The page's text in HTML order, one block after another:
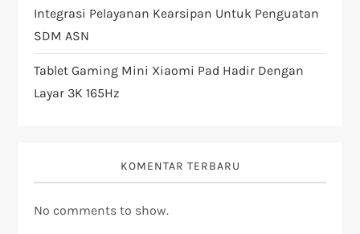
Integrasi Pelayanan Kearsipan Untuk Penguatan
SDM ASN
Tablet Gaming Mini Xiaomi Pad Hadir Dengan
Layar 3K 165Hz
KOMENTAR TERBARU
No comments to show.